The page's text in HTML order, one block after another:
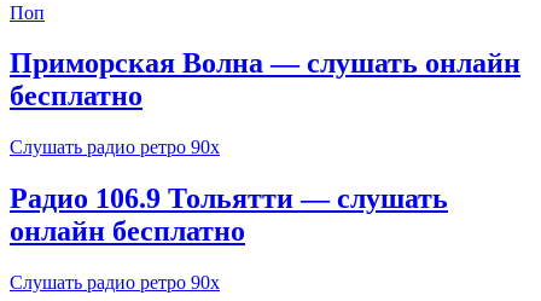
Поп
Приморская Волна — слушать онлайн
бесплатно
Слушать радио ретро 90х
Радио 106.9 Тольятти — слушать
онлайн бесплатно
Слушать радио ретро 90х